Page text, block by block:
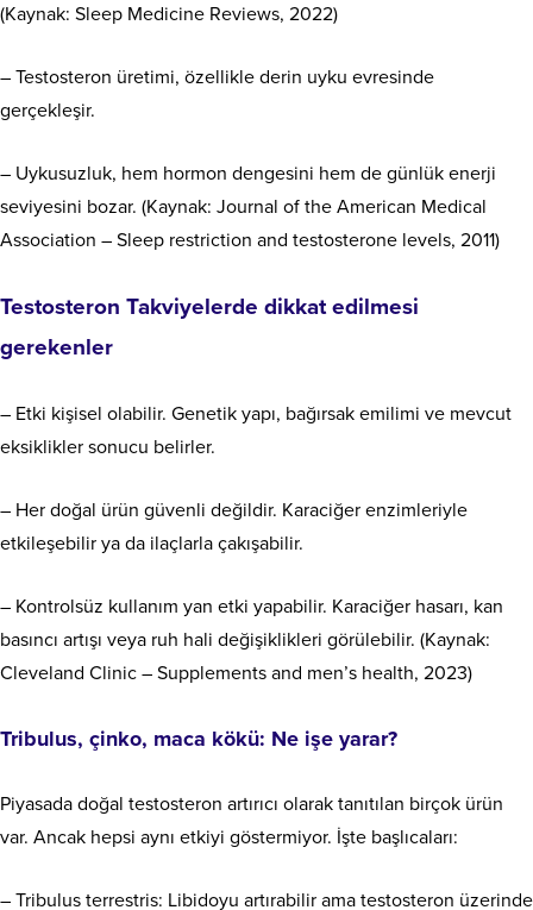
(Kaynak: Sleep Medicine Reviews, 2022)
– Testosteron üretimi, özellikle derin uyku evresinde
gerçekleşir.
– Uykusuzluk, hem hormon dengesini hem de günlük enerji
seviyesini bozar. (Kaynak: Journal of the American Medical
Association – Sleep restriction and testosterone levels, 2011)
Testosteron Takviyelerde dikkat edilmesi
gerekenler
– Etki kişisel olabilir. Genetik yapı, bağırsak emilimi ve mevcut
eksiklikler sonucu belirler.
– Her doğal ürün güvenli değildir. Karaciğer enzimleriyle
etkileşebilir ya da ilaçlarla çakışabilir.
– Kontrolsüz kullanım yan etki yapabilir. Karaciğer hasarı, kan
basıncı artışı veya ruh hali değişiklikleri görülebilir. (Kaynak:
Cleveland Clinic – Supplements and men’s health, 2023)
Tribulus, çinko, maca kökü: Ne işe yarar?
Piyasada doğal testosteron artırıcı olarak tanıtılan birçok ürün
var. Ancak hepsi aynı etkiyi göstermiyor. İşte başlıcaları:
– Tribulus terrestris: Libidoyu artırabilir ama testosteron üzerinde